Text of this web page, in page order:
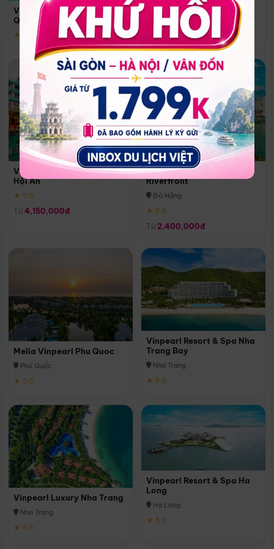
Vinpearl Resort & Spa Phu
Quoc
★ 5.0
Quoc
Phú Quốc
★ 5.0
Vinpearl Resort & Golf Nam
Hội An
★ 5.0
Từ 4,150,000đ
Melia Vinpearl Danang
Riverfront
Đà Nẵng
★ 5.0
Từ 2,400,000đ
Melia Vinpearl Phu Quoc
Phú Quốc
★ 5.0
Vinpearl Resort & Spa Nha
Trang Bay
Nha Trang
★ 5.0
Vinpearl Luxury Nha Trang
Nha Trang
★ 5.0
Vinpearl Resort & Spa Ha
Long
Hạ Long
★ 5.0